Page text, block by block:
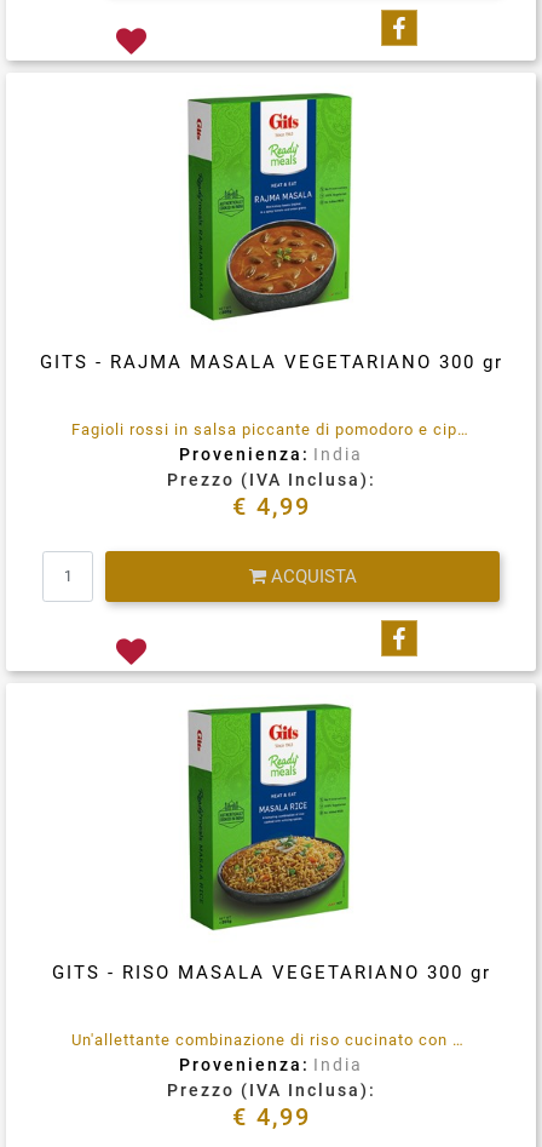
Condividi su
GITS - RAJMA MASALA VEGETARIANO 300 gr
Fagioli rossi in salsa piccante di pomodoro e cipolla. Senza conservanti aggiunti. 100% vegetariano. Immergere la busta integra in acqua bollente per 3-5 minuti, rimuovere, tagliare, aprire e servire.
Provenienza: India
Prezzo (IVA Inclusa):
€ 4,99
ACQUISTA
Condividi su
GITS - RISO MASALA VEGETARIANO 300 gr
Un'allettante combinazione di riso cucinato con spezie invitanti. Senza conservanti aggiunti. 100% vegetariano. Immergere la busta integra in acqua bollente per 3-5 minuti, rimuovere, tagliare, aprire e servire.
Provenienza: India
Prezzo (IVA Inclusa):
€ 4,99